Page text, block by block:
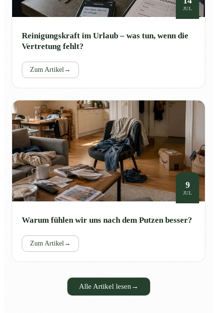
JUL
Reinigungskraft im Urlaub – was tun, wenn die
Vertretung fehlt?
Zum Artikel→
9
JUL
Warum fühlen wir uns nach dem Putzen besser?
Zum Artikel→
Alle Artikel lesen →